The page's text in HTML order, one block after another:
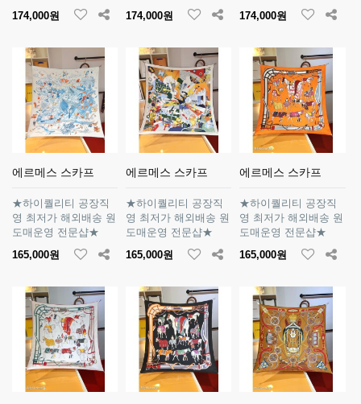
174,000원
174,000원
174,000원
에르메스 스카프
★하이퀄리티 공장직
영 최저가 해외배송 원
도매운영 전문샵★
165,000원
에르메스 스카프
★하이퀄리티 공장직
영 최저가 해외배송 원
도매운영 전문샵★
165,000원
에르메스 스카프
★하이퀄리티 공장직
영 최저가 해외배송 원
도매운영 전문샵★
165,000원